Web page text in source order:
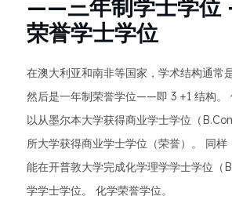
——三年制学士学位
荣誉学士学位
在澳大利亚和南非等国家，学术结构通常
然后是一年制荣誉学位——即 3 +1 结构。
以从墨尔本大学获得商业学士学位（
所大学获得商业学士学位（荣誉）。 同样
能在开普敦大学完成化学理学学士学位（
学学士学位。 化学荣誉学位。